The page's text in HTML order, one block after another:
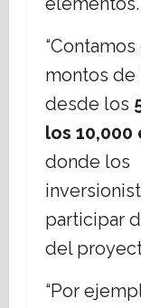
“Contamos
montos de
desde los
los 10,000
donde los
participar
del
“Por